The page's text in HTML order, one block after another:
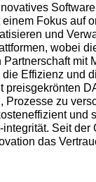
Fokus auf
und
wobei
Partnerschaft mit
Effizienz und
preisgekrönten
Prozesse zu
und
Seit
das